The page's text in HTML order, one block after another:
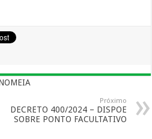
Próximo
DECRETO 400/2024 – DISPOE
SOBRE PONTO FACULTATIVO